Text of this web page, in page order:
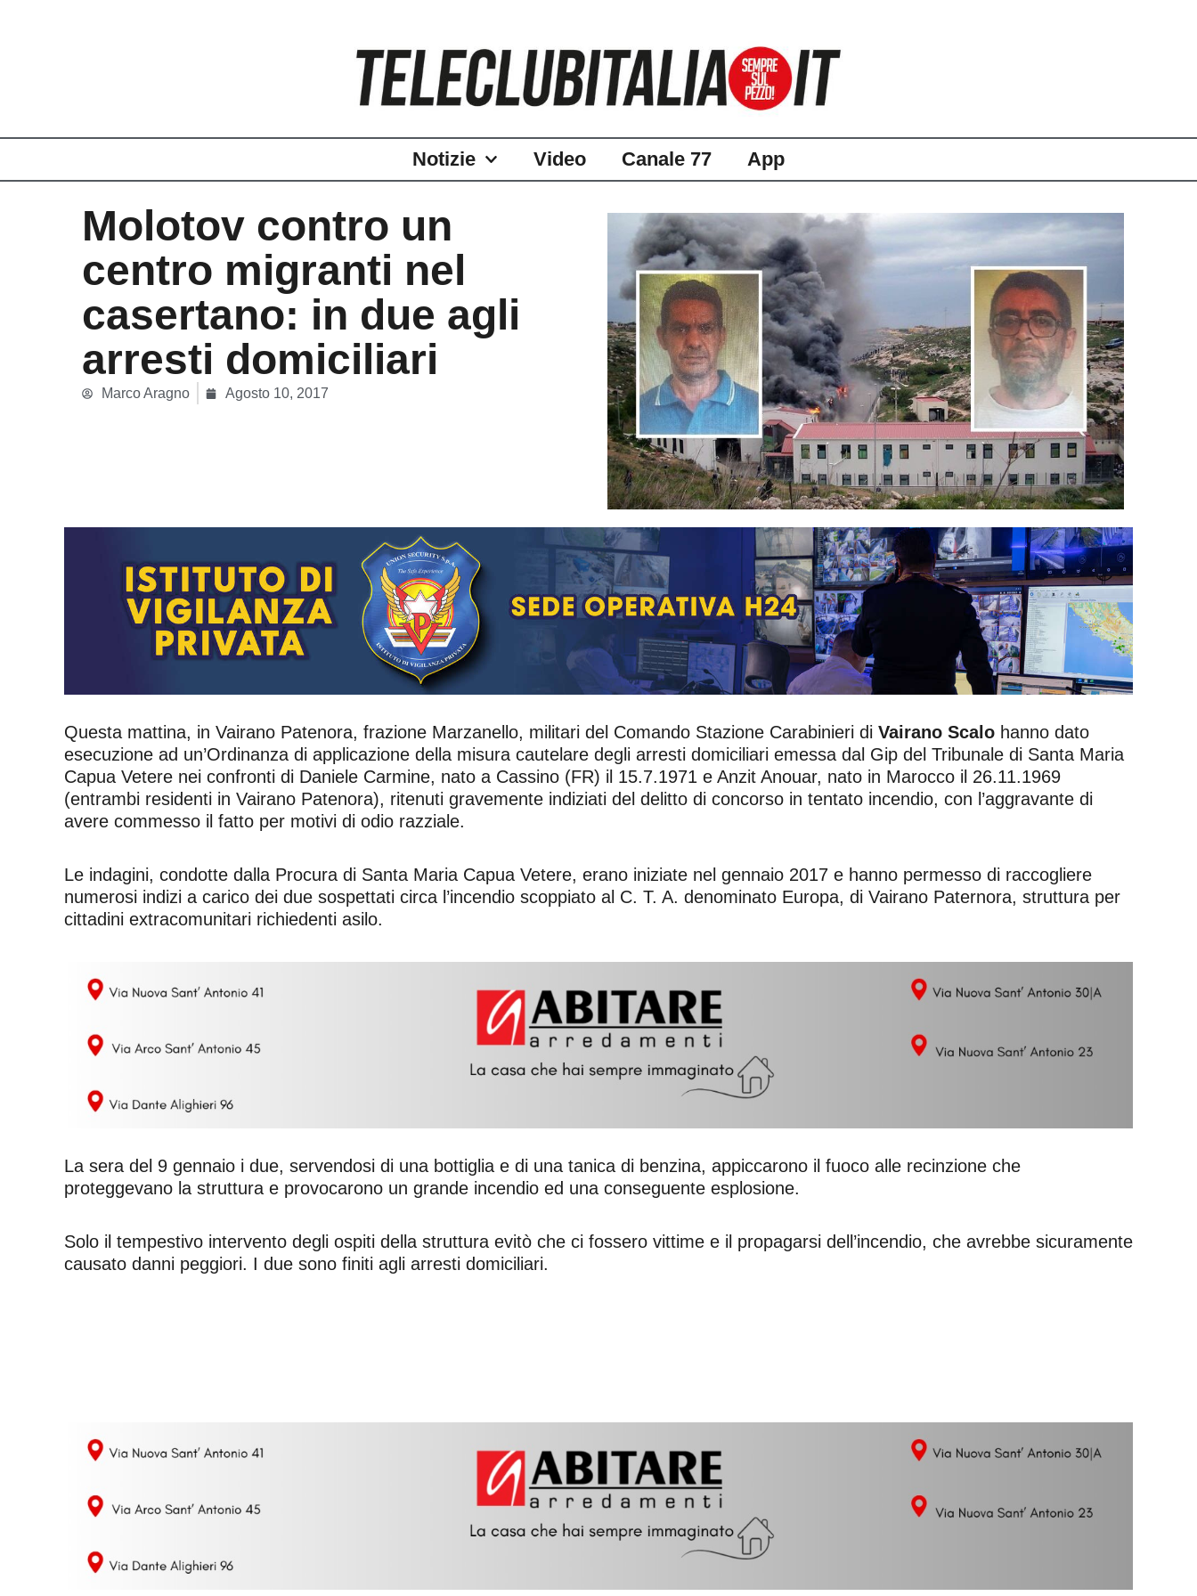
Notizie Video Canale 77 App
Molotov contro un
centro migranti nel
casertano: in due agli
arresti domiciliari
Marco Aragno Agosto 10, 2017
Questa mattina, in Vairano Patenora, frazione Marzanello, militari del Comando Stazione Carabinieri di Vairano Scalo hanno dato
esecuzione ad un’Ordinanza di applicazione della misura cautelare degli arresti domiciliari emessa dal Gip del Tribunale di Santa Maria
Capua Vetere nei confronti di Daniele Carmine, nato a Cassino (FR) il 15.7.1971 e Anzit Anouar, nato in Marocco il 26.11.1969
(entrambi residenti in Vairano Patenora), ritenuti gravemente indiziati del delitto di concorso in tentato incendio, con l’aggravante di
avere commesso il fatto per motivi di odio razziale.
Le indagini, condotte dalla Procura di Santa Maria Capua Vetere, erano iniziate nel gennaio 2017 e hanno permesso di raccogliere
numerosi indizi a carico dei due sospettati circa l’incendio scoppiato al C. T. A. denominato Europa, di Vairano Paternora, struttura per
cittadini extracomunitari richiedenti asilo.
La sera del 9 gennaio i due, servendosi di una bottiglia e di una tanica di benzina, appiccarono il fuoco alle recinzione che
proteggevano la struttura e provocarono un grande incendio ed una conseguente esplosione.
Solo il tempestivo intervento degli ospiti della struttura evitò che ci fossero vittime e il propagarsi dell’incendio, che avrebbe sicuramente
causato danni peggiori. I due sono finiti agli arresti domiciliari.